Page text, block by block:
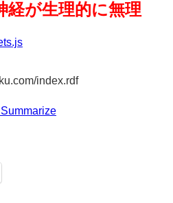
経が生理的に無理
index.rdf